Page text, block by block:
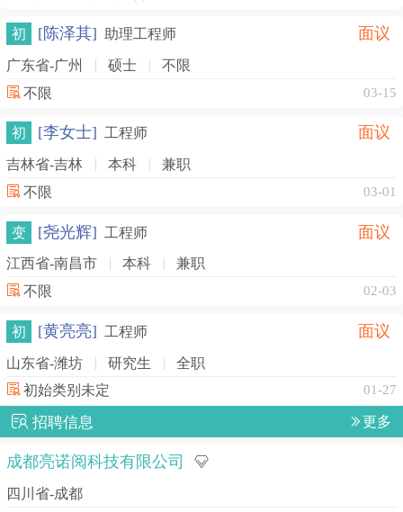
初 [陈泽其] 助理工程师 面议
广东省-广州 硕士 不限
不限 03-15
初 [李女士] 工程师 面议
吉林省-吉林 本科 兼职
不限 03-01
变 [尧光辉] 工程师 面议
江西省-南昌市 本科 兼职
不限 02-03
初 [黄亮亮] 工程师 面议
山东省-潍坊 研究生 全职
初始类别未定 01-27
招聘信息 更多
成都亮诺阅科技有限公司
四川省-成都